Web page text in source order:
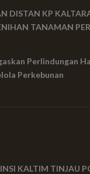
DISTAN KP
TANAMAN
Perlindungan
Perkebunan
KALTIM TINJAU